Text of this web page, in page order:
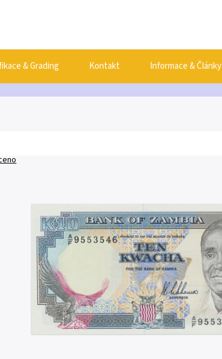
& Grading Kontakt Informace & Články